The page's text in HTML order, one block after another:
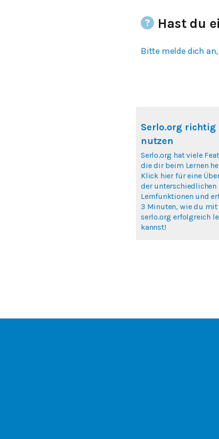
Hast du
Bitte melde dich an,
Serlo.org richtig
nutzen
Serlo.org hat viele
die dir beim Lernen
Klick hier für eine
der unterschiedlichen
Lernfunktionen und
3 Minuten, wie du mit
serlo.org erfolgreich
kannst!